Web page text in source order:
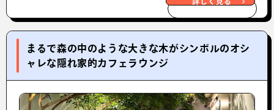
まるで森の中のような大きな木がシンボルのオシ
ャレな隠れ家的カフェラウンジ